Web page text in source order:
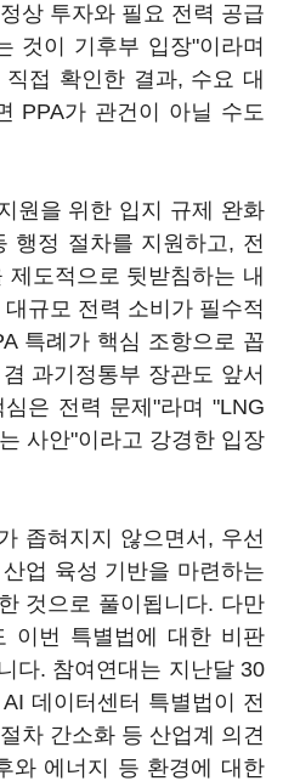
상 투자와 필요 전력 공급
것이 기후부 입장"이라며
접 확인한 결과, 수요 대
PPA가 관건이 아닐 수도
원을 위한 입지 규제 완화
행정 절차를 지원하고, 전
도적으로 뒷받침하는 내
규모 전력 소비가 필수적
특례가 핵심 조항으로 꼽
과기정통부 장관도 앞서
은 전력 문제"라며 "LNG
사안"이라고 강경한 입장
좁혀지지 않으면서, 우선
업 육성 기반을 마련하는
것으로 풀이됩니다. 다만
이번 특별법에 대한 비판
다. 참여연대는 지난달 30
데이터센터 특별법이 전
차 간소화 등 산업계 의견
와 에너지 등 환경에 대한